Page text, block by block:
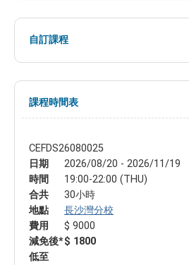
自訂課程
課程時間表
CEFDS26080025
日期
2026/08/20 - 2026/11/19
時間
19:00-22:00 (THU)
合共
30小時
地點
長沙灣分校
費用
$ 9000
減免後*
低至
$ 1800